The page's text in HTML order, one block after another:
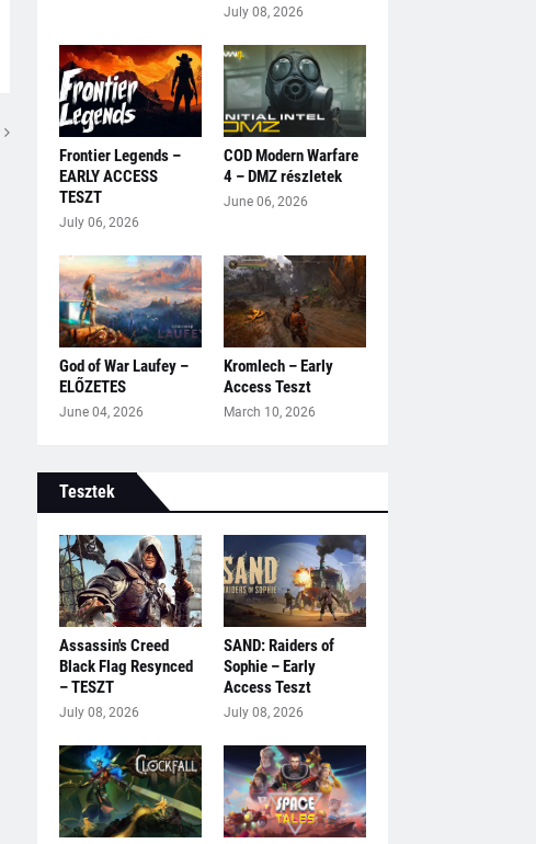
July 08, 2026
Frontier Legends –
EARLY ACCESS
TESZT
July 06, 2026
COD Modern Warfare
4 – DMZ részletek
June 06, 2026
God of War Laufey –
ELŐZETES
June 04, 2026
Kromlech – Early
Access Teszt
March 10, 2026
Tesztek
Assassin's Creed
Black Flag Resynced
– TESZT
July 08, 2026
SAND: Raiders of
Sophie – Early
Access Teszt
July 08, 2026